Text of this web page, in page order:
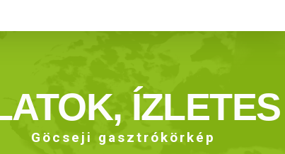
Göcseji gasztrókörkép